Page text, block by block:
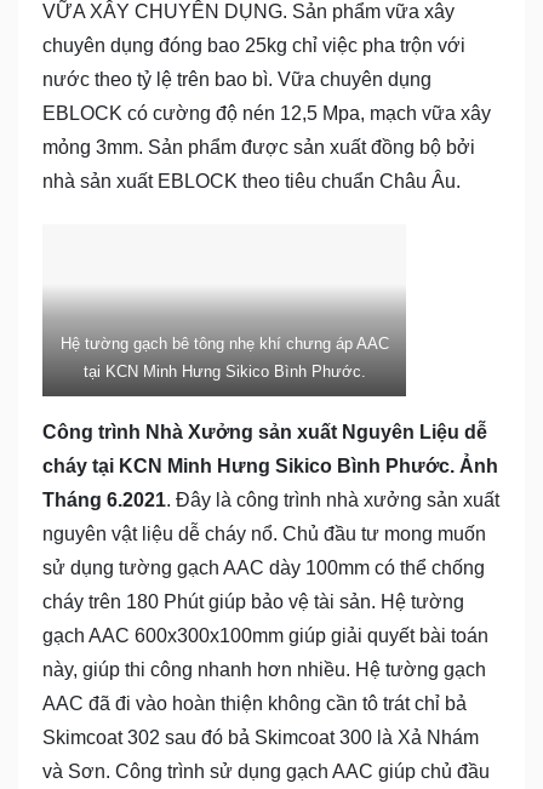
VỮA XÂY CHUYÊN DỤNG. Sản phẩm vữa xây
chuyên dụng đóng bao 25kg chỉ việc pha trộn với
nước theo tỷ lệ trên bao bì. Vữa chuyên dụng
EBLOCK có cường độ nén 12,5 Mpa, mạch vữa xây
mỏng 3mm. Sản phẩm được sản xuất đồng bộ bởi
nhà sản xuất EBLOCK theo tiêu chuẩn Châu Âu.
Hệ tường gạch bê tông nhẹ khí chưng áp AAC
tại KCN Minh Hưng Sikico Bình Phước.
Công trình Nhà Xưởng sản xuất Nguyên Liệu dễ
cháy tại KCN Minh Hưng Sikico Bình Phước. Ảnh
Tháng 6.2021. Đây là công trình nhà xưởng sản xuất
nguyên vật liệu dễ cháy nổ. Chủ đầu tư mong muốn
sử dụng tường gạch AAC dày 100mm có thể chống
cháy trên 180 Phút giúp bảo vệ tài sản. Hệ tường
gạch AAC 600x300x100mm giúp giải quyết bài toán
này, giúp thi công nhanh hơn nhiều. Hệ tường gạch
AAC đã đi vào hoàn thiện không cần tô trát chỉ bả
Skimcoat 302 sau đó bả Skimcoat 300 là Xả Nhám
và Sơn. Công trình sử dụng gạch AAC giúp chủ đầu